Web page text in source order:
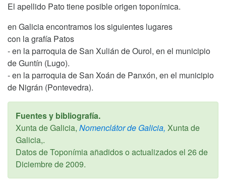
El apellido Pato tiene posible origen toponímica.
en Galicia encontramos los siguientes lugares
con la grafía Patos
- en la parroquia de San Xulián de Ourol, en el municipio
de Guntín (Lugo).
- en la parroquia de San Xoán de Panxón, en el municipio
de Nigrán (Pontevedra).
Fuentes y bibliografía.
Xunta de Galicia, Nomenclátor de Galicia, Xunta de
Galicia,.
Datos de Toponímia añadidos o actualizados el 26 de
Diciembre de 2009.